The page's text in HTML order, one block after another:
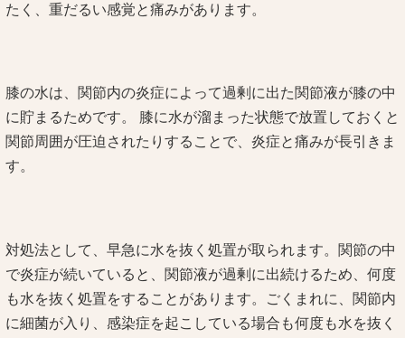
たく、重だるい感覚と痛みがあります。
膝の水は、関節内の炎症によって過剰に出た関節液が膝の中
に貯まるためです。 膝に水が溜まった状態で放置しておくと
関節周囲が圧迫されたりすることで、炎症と痛みが長引きま
す。
対処法として、早急に水を抜く処置が取られます。関節の中
で炎症が続いていると、関節液が過剰に出続けるため、何度
も水を抜く処置をすることがあります。ごくまれに、関節内
に細菌が入り、感染症を起こしている場合も何度も水を抜く